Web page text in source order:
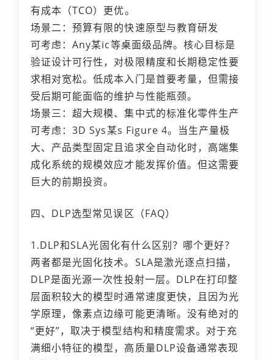
有成本（TCO）更优。
场景二：预算有限的快速原型与教育研发
可考虑：Any某ic等桌面级品牌。核心目标是
验证设计可行性，对极限精度和长期稳定性要
求相对宽松。低成本入门是首要考量，但需接
受后期可能面临的维护与性能瓶颈。
场景三：超大规模、集中式的标准化零件生产
可考虑：3D Sys某s Figure 4。当生产量极
大、产品类型固定且追求全自动化时，高端集
成化系统的规模效应才能发挥价值。但这需要
巨大的前期投资。
四、DLP选型常见误区（FAQ）
1.DLP和SLA光固化有什么区别？哪个更好？
两者都是光固化技术。SLA是激光逐点扫描，
DLP是面光源一次性投射一层。DLP在打印整
层面积较大的模型时通常速度更快，且因为光
学原理，像素点边缘可能更清晰。没有绝对的
“更好”，取决于模型结构和精度需求。对于充
满细小特征的模型，高质量DLP设备通常表现